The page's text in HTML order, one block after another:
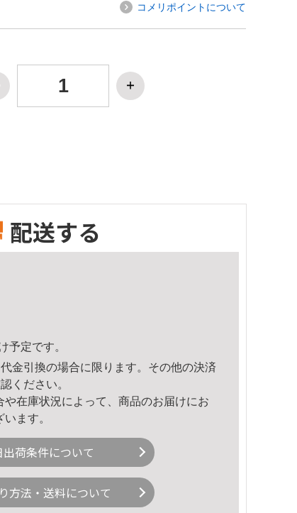
コメリポイントについて
配送する
予定です。
金引換の場合に限ります。その他の決済
ください。
在庫状況によって、商品のお届けにお
ます。
出荷条件について
方法・送料について